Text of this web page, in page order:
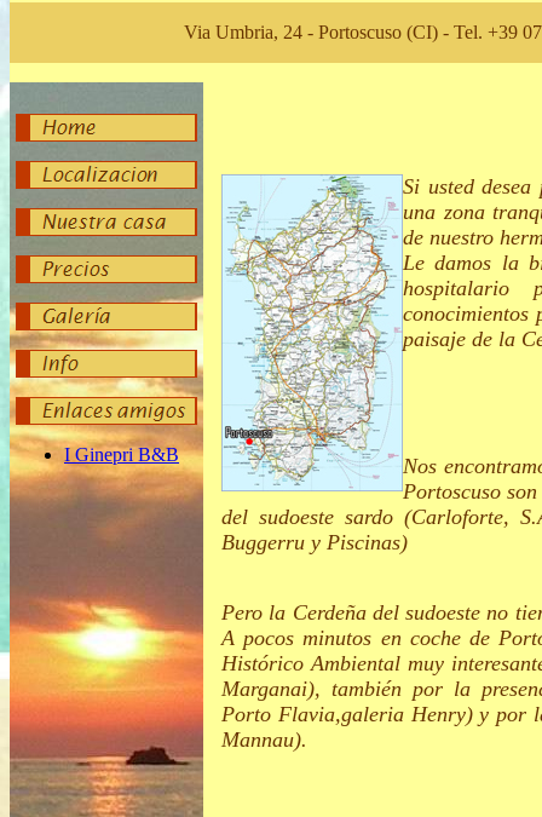
Via Umbria, 24 - Portoscuso (CI) - Tel. +39
Si usted desea
una zona
de nuestro
Le damos la
hospitalario
conocimientos
paisaje de la
Nos
Portoscuso
del sudoeste sardo (Carloforte,
Buggerru y Piscinas)
Pero la Cerdeña del sudoeste no
A pocos minutos en coche de
Histórico Ambiental muy
Marganai), también por la
Porto Flavia,galeria Henry) y por
Mannau).